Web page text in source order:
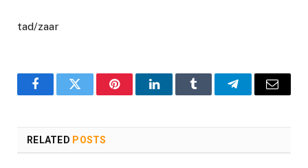
tad/zaar
FacebookTwitter PinterestLinkedInTumblr TelegramEmail
RELATED POSTS